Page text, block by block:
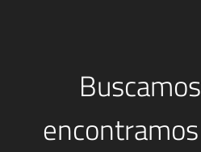
Buscamos
encontramos